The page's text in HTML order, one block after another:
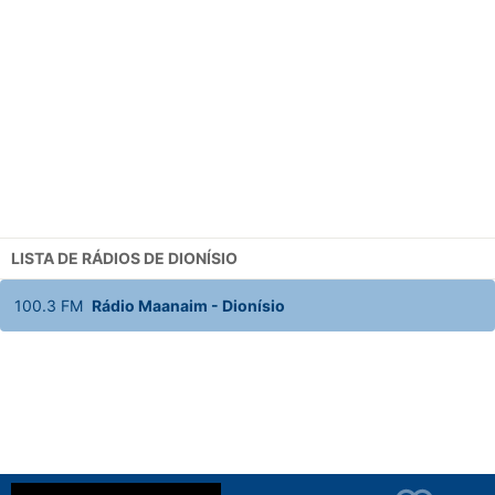
LISTA DE RÁDIOS DE DIONÍSIO
100.3 FM Rádio Maanaim - Dionísio